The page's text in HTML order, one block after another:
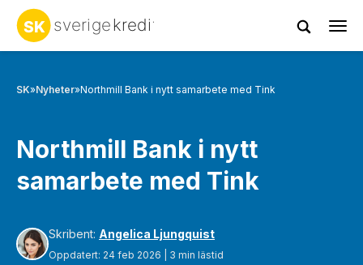
SK»Nyheter»Northmill Bank i nytt samarbete med Tink
Northmill Bank i nytt
samarbete med Tink
Skribent: Angelica Ljungquist
Oppdatert: 24 feb 2026 | 3 min lästid